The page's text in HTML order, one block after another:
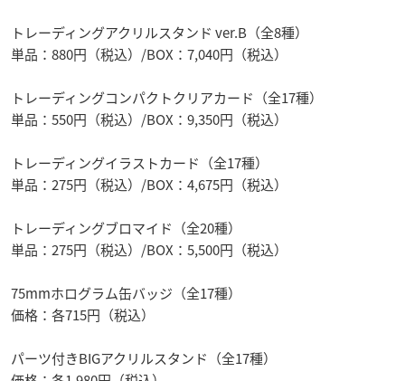
トレーディングアクリルスタンド ver.B（全8種）
単品：880円（税込）/BOX：7,040円（税込）
トレーディングコンパクトクリアカード（全17種）
単品：550円（税込）/BOX：9,350円（税込）
トレーディングイラストカード（全17種）
単品：275円（税込）/BOX：4,675円（税込）
トレーディングブロマイド（全20種）
単品：275円（税込）/BOX：5,500円（税込）
75mmホログラム缶バッジ（全17種）
価格：各715円（税込）
パーツ付きBIGアクリルスタンド（全17種）